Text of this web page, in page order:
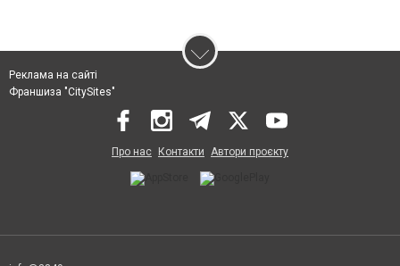
Реклама на сайті
Франшиза "CitySites"
Про нас Контакти Автори проєкту